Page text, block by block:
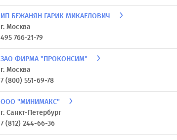
ИП БЕЖАНЯН ГАРИК МИКАЕЛОВИЧ
г. Москва
495 766-21-79
ЗАО ФИРМА "ПРОКОНСИМ"
г. Москва
7 (800) 551-69-78
ООО "МИНИМАКС"
г. Санкт-Петербург
7 (812) 244-66-36